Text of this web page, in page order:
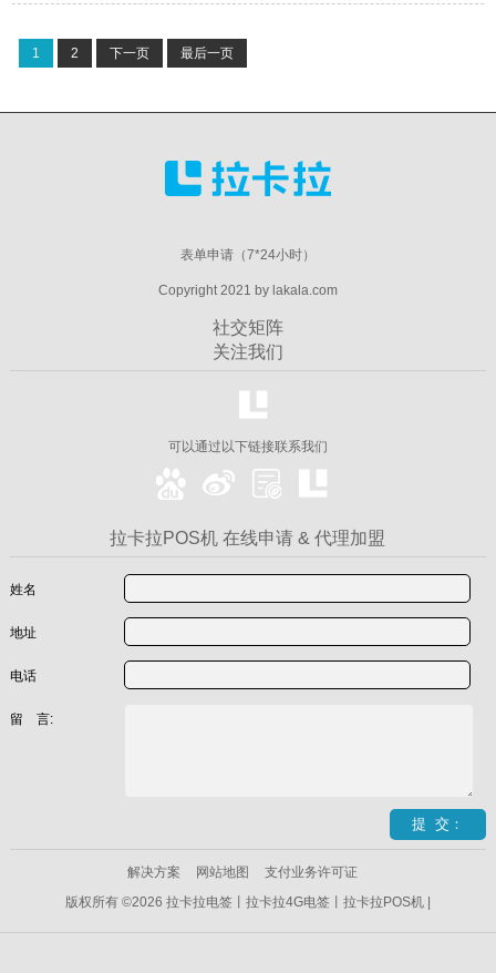
1 2 下一页 最后一页
表单申请（7*24小时）
Copyright 2021 by lakala.com
社交矩阵
关注我们
可以通过以下链接联系我们
拉卡拉POS机 在线申请 & 代理加盟
姓名
地址
电话
留 言:
解决方案 网站地图
支付业务许可证
版权所有 ©2026 拉卡拉电签丨拉卡拉4G电签丨拉卡拉POS机 |